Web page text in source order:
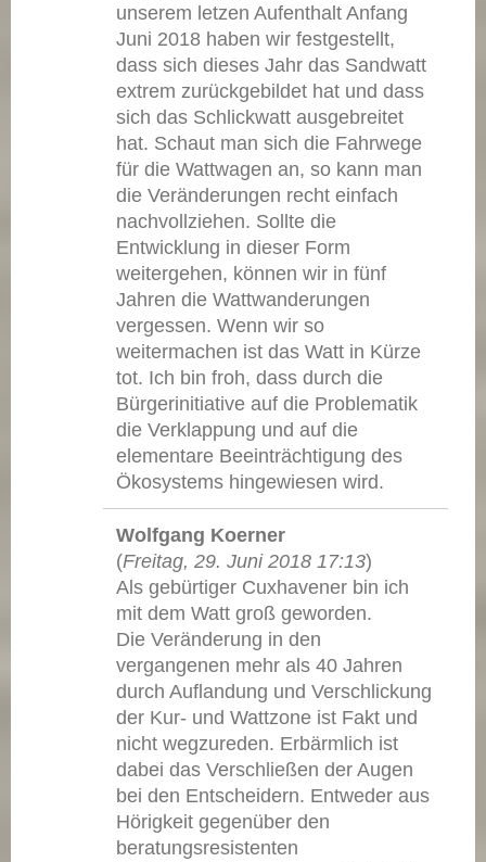
unserem letzen Aufenthalt Anfang
Juni 2018 haben wir festgestellt,
dass sich dieses Jahr das Sandwatt
extrem zurückgebildet hat und dass
sich das Schlickwatt ausgebreitet
hat. Schaut man sich die Fahrwege
für die Wattwagen an, so kann man
die Veränderungen recht einfach
nachvollziehen. Sollte die
Entwicklung in dieser Form
weitergehen, können wir in fünf
Jahren die Wattwanderungen
vergessen. Wenn wir so
weitermachen ist das Watt in Kürze
tot. Ich bin froh, dass durch die
Bürgerinitiative auf die Problematik
die Verklappung und auf die
elementare Beeinträchtigung des
Ökosystems hingewiesen wird.
Wolfgang Koerner
(Freitag, 29. Juni 2018 17:13)
Als gebürtiger Cuxhavener bin ich
mit dem Watt groß geworden.
Die Veränderung in den
vergangenen mehr als 40 Jahren
durch Auflandung und Verschlickung
der Kur- und Wattzone ist Fakt und
nicht wegzureden. Erbärmlich ist
dabei das Verschließen der Augen
bei den Entscheidern. Entweder aus
Hörigkeit gegenüber den
beratungsresistenten